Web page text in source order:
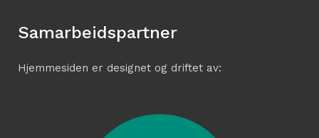
Samarbeidspartner
Hjemmesiden er designet og driftet av: